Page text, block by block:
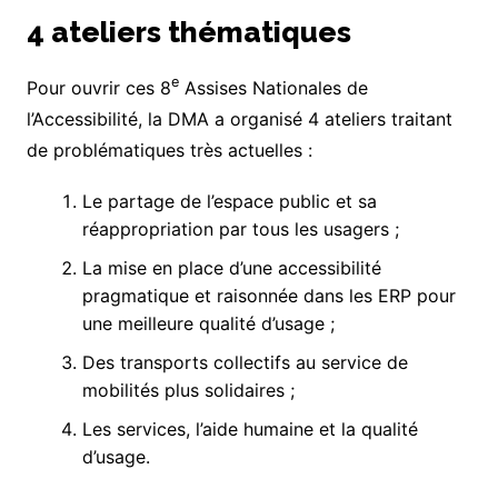
4 ateliers thématiques
Pour ouvrir ces 8eAssises Nationales de
l’Accessibilité, la DMA a organisé 4 ateliers traitant
de problématiques très actuelles :
Le partage de l’espace public et sa
réappropriation par tous les usagers ;
La mise en place d’une accessibilité
pragmatique et raisonnée dans les ERP pour
une meilleure qualité d’usage ;
Des transports collectifs au service de
mobilités plus solidaires ;
Les services, l’aide humaine et la qualité
d’usage.